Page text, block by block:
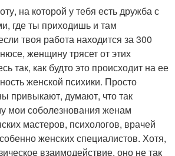
на которой у тебя есть дружба с
где ты приходишь и там
твоя работа находится за 300
женщину трясет от этих
так, как будто это происходит на ее
женской психики. Просто
привыкают, думают, что так
мои соболезнования женам
мастеров, психологов, врачей
женских специалистов. Хотя,
взаимодействие, оно не так